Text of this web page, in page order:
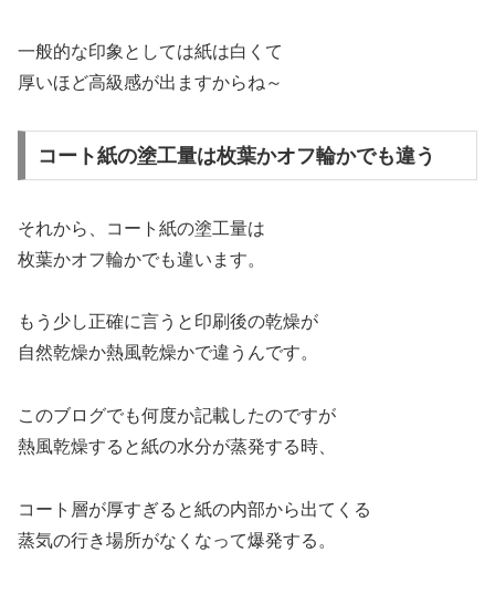
一般的な印象としては紙は白くて
厚いほど高級感が出ますからね～
コート紙の塗工量は枚葉かオフ輪かでも違う
それから、コート紙の塗工量は
枚葉かオフ輪かでも違います。
もう少し正確に言うと印刷後の乾燥が
自然乾燥か熱風乾燥かで違うんです。
このブログでも何度か記載したのですが
熱風乾燥すると紙の水分が蒸発する時、
コート層が厚すぎると紙の内部から出てくる
蒸気の行き場所がなくなって爆発する。